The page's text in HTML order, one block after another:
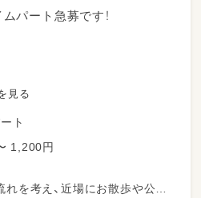
パート急募です！
見る
ト
1,200円
を考え、近場にお散歩や公園